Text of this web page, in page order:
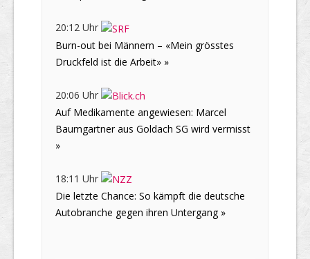
20:12 Uhr
Burn-out bei Männern – «Mein grösstes
Druckfeld ist die Arbeit» »
20:06 Uhr
Auf Medikamente angewiesen: Marcel
Baumgartner aus Goldach SG wird vermisst
»
18:11 Uhr
Die letzte Chance: So kämpft die deutsche
Autobranche gegen ihren Untergang »